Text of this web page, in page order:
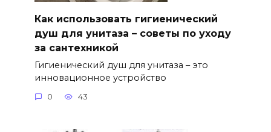
Как использовать гигиенический
душ для унитаза – советы по уходу
за сантехникой
Гигиенический душ для унитаза – это
инновационное устройство
0 43